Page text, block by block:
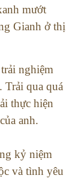
mướt
Gianh ở thị
nghiệm
Trải qua quá
thực hiện
anh.
kỷ niệm
và tình yêu